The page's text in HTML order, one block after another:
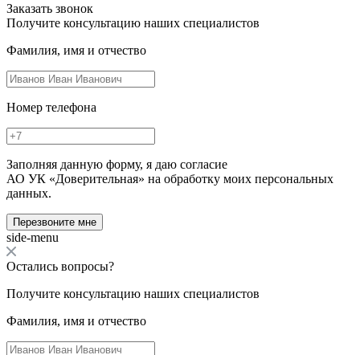
Заказать звонок
Получите консультацию наших специалистов
Фамилия, имя и отчество
Номер телефона
Заполняя данную форму, я даю согласие
АО УК «Доверительная» на обработку моих персональных
данных.
Перезвоните мне
side-menu
Остались вопросы?
Получите консультацию наших специалистов
Фамилия, имя и отчество